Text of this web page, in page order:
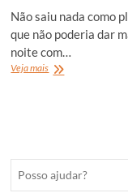
Não saiu nada como
que não poderia dar
noite com…
Veja maisMinha
Itirapina